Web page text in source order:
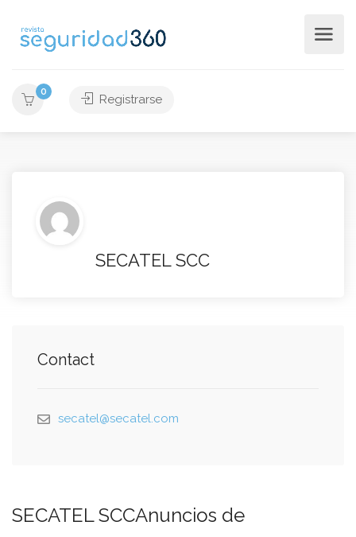
0
Registrarse
SECATEL SCC
Contact
secatel@secatel.com
SECATEL SCCAnuncios de